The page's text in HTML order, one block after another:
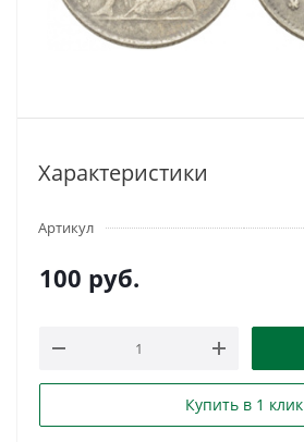
Характеристики
Артикул
100 руб.
Купить в 1 клик